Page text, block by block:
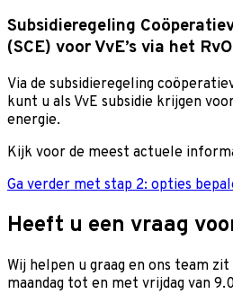
Subsidieregeling
(SCE) voor VvE’s via het RvO
Via de subsidieregeling
kunt u als VvE subsidie krijgen
energie.
Kijk voor de meest actuele
Ga verder met stap 2: opties
Heeft u een vraag
Wij helpen u graag en ons team
maandag tot en met vrijdag van